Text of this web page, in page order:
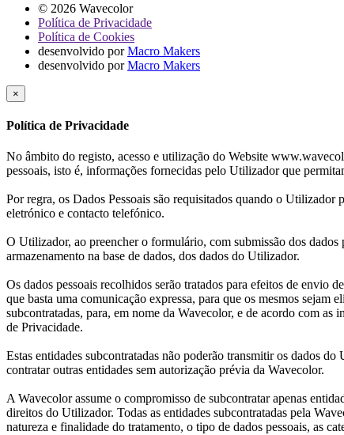
© 2026 Wavecolor
Política de Privacidade
Política de Cookies
desenvolvido porMacro Makers
desenvolvido porMacro Makers
×
Política de Privacidade
No âmbito do registo, acesso e utilização do Website
pessoais, isto é, informações fornecidas pelo Utilizador que
Por regra, os Dados Pessoais são requisitados quando o
eletrónico e contacto telefónico.
O Utilizador, ao preencher o formulário, com submissão dos
armazenamento na base de dados, dos dados do Utilizador.
Os dados pessoais recolhidos serão tratados para efeitos de envio
que basta uma comunicação expressa, para que os mesmos
subcontratadas, para, em nome da Wavecolor, e de acordo com
de Privacidade.
Estas entidades subcontratadas não poderão transmitir os dados
contratar outras entidades sem autorização prévia da Wavecolor.
A Wavecolor assume o compromisso de subcontratar apenas
direitos do Utilizador. Todas as entidades subcontratadas pela
natureza e finalidade do tratamento, o tipo de dados pessoais, as